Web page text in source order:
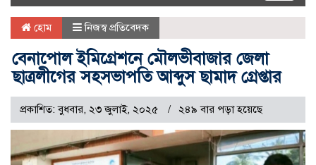
হোম নিজস্ব প্রতিবেদক
বেনাপোল ইমিগ্রেশনে মৌলভীবাজার জেলা
ছাত্রলীগের সহসভাপতি আব্দুস ছামাদ গ্রেপ্তার
প্রকাশিত: বুধবার, ২৩ জুলাই, ২০২৫ ২৪৯ বার পড়া হয়েছে